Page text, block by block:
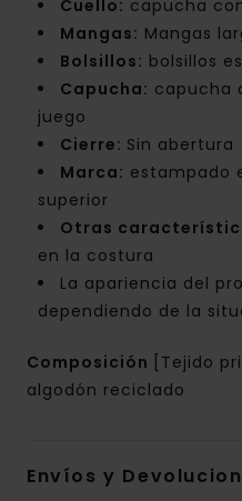
Cuello: capucha
Mangas: Mangas
Bolsillos: bolsillos
Capucha: capucha
juego
Cierre: Sin abertura
Marca: estampado
superior
Otras
en la costura
La apariencia del
dependiendo de la
Composición
[Tejido
algodón reciclado
Envíos y